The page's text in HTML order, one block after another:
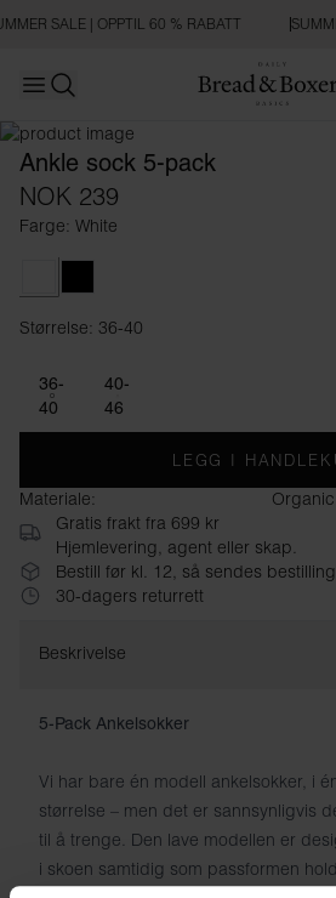
SALE | OPPTIL 60 % RABATT
Open main menu
Ankle sock 5-pack
NOK 239
Farge: White
Størrelse: 36-40
36-
40
40-
46
LEGG I
Materiale:
Gratis frakt fra 699 kr
Hjemlevering, agent eller skap.
Bestill før kl. 12, så sendes
30-dagers returrett
Beskrivelse
5-Pack Ankelsokker
Vi har bare én modell ankelsokker, i
størrelse – men det er sannsynligvis
til å trenge. Den lave modellen er
i skoen samtidig som passformen